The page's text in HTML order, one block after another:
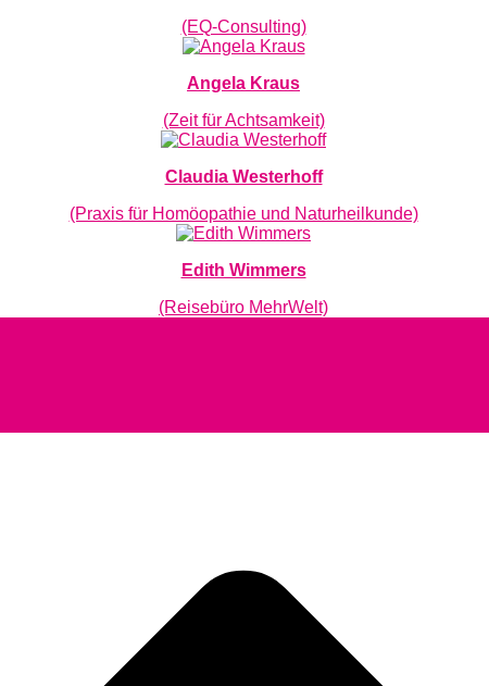
(EQ-Consulting)
Angela Kraus
(Zeit für Achtsamkeit)
Claudia Westerhoff
(Praxis für Homöopathie und Naturheilkunde)
Edith Wimmers
(Reisebüro MehrWelt)